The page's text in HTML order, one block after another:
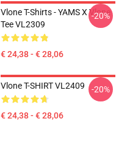
Vlone T-Shirts - YAMS X Vlone
Tee VL2309
€ 24,38 - € 28,06
-20%
Vlone T-SHIRT VL2409
€ 24,38 - € 28,06
-20%